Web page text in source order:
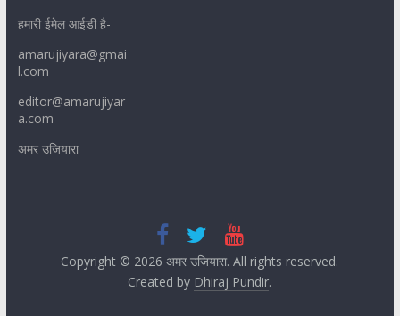
हमारी ईमेल आईडी है-
amarujiyara@gmai
l.com
editor@amarujiyar
a.com
अमर उजियारा
Copyright © 2026अमर उजियारा. All rights reserved.
Created by Dhiraj Pundir.